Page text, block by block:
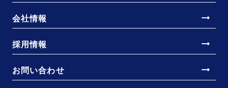
会社情報 arrow_right_alt
採用情報 arrow_right_alt
お問い合わせ arrow_right_alt